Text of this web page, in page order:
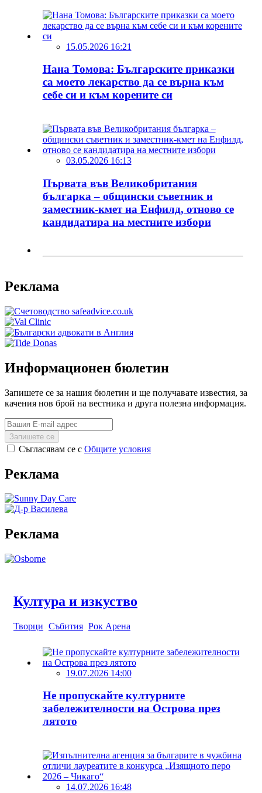
15.05.2026 16:21
Нана Томова: Българските приказки
са моето лекарство да се върна към
себе си и към корените си
03.05.2026 16:13
Първата във Великобритания
българка – общински съветник и
заместник-кмет на Енфилд, отново се
кандидатира на местните избори
Реклама
Информационен бюлетин
Запишете се за нашия бюлетин и ще получавате известия, за
качения нов брой на вестника и друга полезна информация.
Запишете се
Съгласявам се с Общите условия
Реклама
Реклама
Култура и изкуство
Творци Събития Рок Арена
19.07.2026 14:00
Не пропускайте културните
забележителности на Острова през
лятото
14.07.2026 16:48